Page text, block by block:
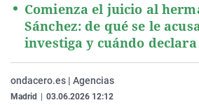
Comienza el juicio al
Sánchez: de qué se le
investiga y cuándo
ondacero.es | Agencias
Madrid 03.06.2026 12:12